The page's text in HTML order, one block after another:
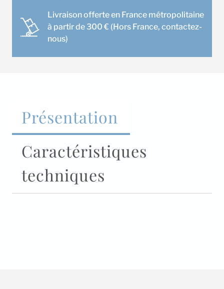
Livraison offerte en France métropolitaine
à partir de 300 € (Hors France, contactez-
nous)
Présentation
Caractéristiques
techniques